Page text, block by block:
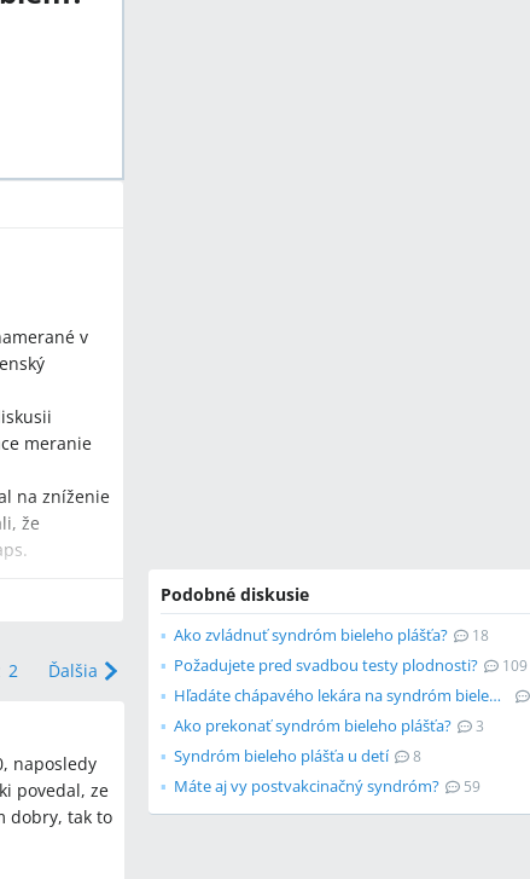
v
meranie
na zníženie
že
s
domácimi
2 Ďalšia
naposledy
povedal, ze
dobry, tak to
Podobné diskusie
Ako zvládnuť syndróm bieleho plášťa? 18
Požadujete pred svadbou testy plodnosti? 109
Hľadáte chápavého lekára na syndróm bieleho plášťa?
Ako prekonať syndróm bieleho plášťa? 3
Syndróm bieleho plášťa u detí 8
Máte aj vy postvakcinačný syndróm? 59